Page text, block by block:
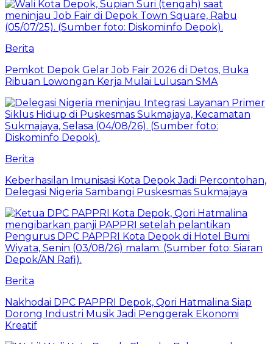
Berita
Pemkot Depok Gelar Job Fair 2026 di Detos, Buka
Ribuan Lowongan Kerja Mulai Lulusan SMA
Berita
Keberhasilan Imunisasi Kota Depok Jadi Percontohan,
Delegasi Nigeria Sambangi Puskesmas Sukmajaya
Berita
Nakhodai DPC PAPPRI Depok, Qori Hatmalina Siap
Dorong Industri Musik Jadi Penggerak Ekonomi
Kreatif